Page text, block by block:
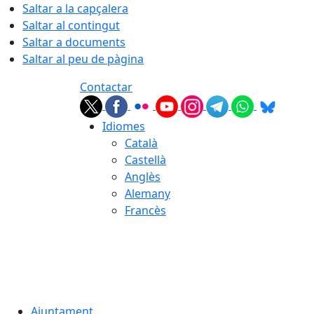
Saltar a la capçalera
Saltar al contingut
Saltar a documents
Saltar al peu de pàgina
Contactar
Idiomes
Català
Castellà
Anglès
Alemany
Francès